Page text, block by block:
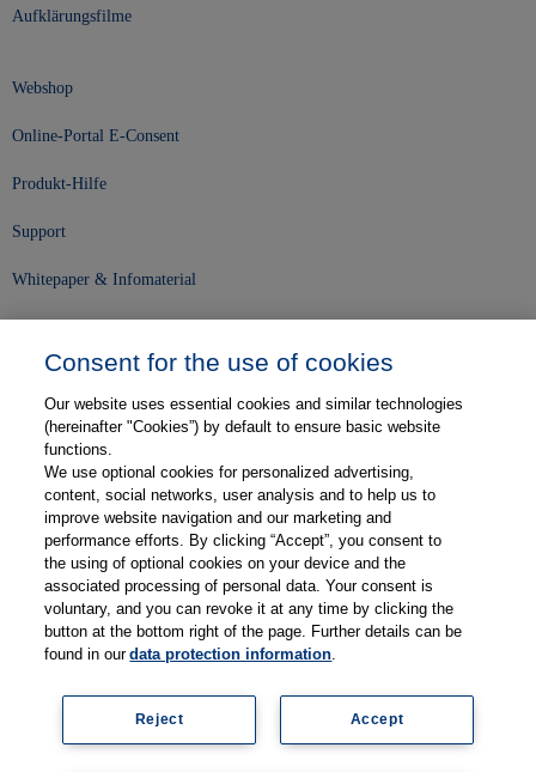
Aufklärungsfilme
Webshop
Online-Portal E-Consent
Produkt-Hilfe
Support
Whitepaper & Infomaterial
Karriere
Kontakt
Web-Semniare
Anwenderberichte
Partner
Impressum Datenschutz Kontakt AGB
Consent for the use of cookies
Our website uses essential cookies and similar technologies
(hereinafter "Cookies”) by default to ensure basic website
functions.
We use optional cookies for personalized advertising,
content, social networks, user analysis and to help us to
improve website navigation and our marketing and
performance efforts. By clicking “Accept”, you consent to
the using of optional cookies on your device and the
associated processing of personal data. Your consent is
voluntary, and you can revoke it at any time by clicking the
button at the bottom right of the page. Further details can be
found in ourdata protection information.
Accept
Reject